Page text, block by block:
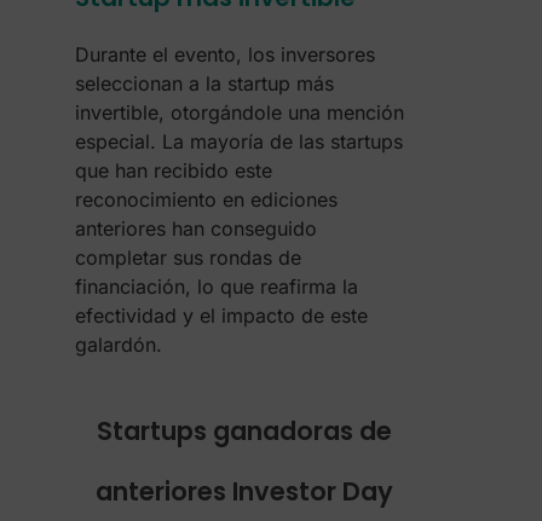
Durante el evento, los inversores
seleccionan a la startup más
invertible, otorgándole una mención
especial. La mayoría de las startups
que han recibido este
reconocimiento en ediciones
anteriores han conseguido
completar sus rondas de
financiación, lo que reafirma la
efectividad y el impacto de este
galardón.
Startups ganadoras de
anteriores Investor Day